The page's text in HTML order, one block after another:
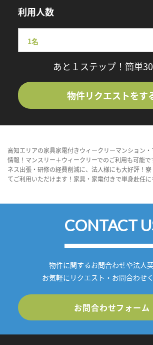
利用人数
あと１ステップ！簡単30
物件リクエストをす
高知エリアの家具家電付きウィークリーマンション
情報！マンスリー＋ウィークリーでのご利用も可能
ネス出張・研修の経費削減に、法人様にも大好評！
てご利用いただけます！家具・家電付きで単身赴任に
CONTACT
物件に関するお問合わせや法人契
お気軽にリクエスト・お問合わせく
お問合わせフォーム